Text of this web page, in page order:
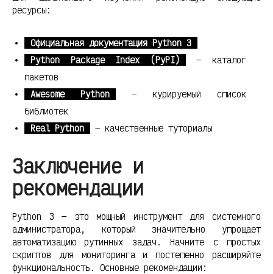
ресурсы:
Официальная документация Python 3
Python Package Index (PyPI)
— каталог
пакетов
Awesome Python
— курируемый список
библиотек
Real Python
— качественные туториалы
Заключение и
рекомендации
Python 3 — это мощный инструмент для системного
администратора, который значительно упрощает
автоматизацию рутинных задач. Начните с простых
скриптов для мониторинга и постепенно расширяйте
функциональность. Основные рекомендации: